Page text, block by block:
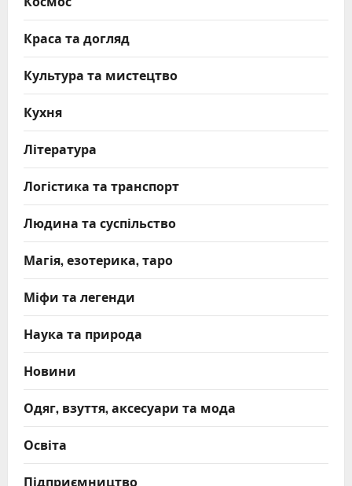
Краса та догляд
Культура та мистецтво
Кухня
Література
Логістика та транспорт
Людина та суспільство
Магія, езотерика, таро
Міфи та легенди
Наука та природа
Новини
Одяг, взуття, аксесуари та мода
Освіта
Підприємництво